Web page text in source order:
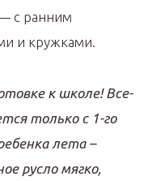
с ранним
и кружками.
к школе! Все-
только с 1-го
лета –
русло мягко,